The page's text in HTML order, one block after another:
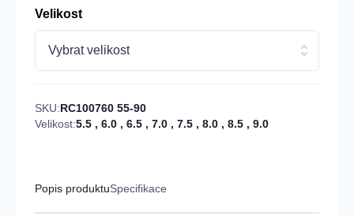
Velikost
Vybrat velikost
SKU:RC100760 55-90
Velikost:5.5 , 6.0 , 6.5 , 7.0 , 7.5 , 8.0 , 8.5 , 9.0
Popis produktuSpecifikace